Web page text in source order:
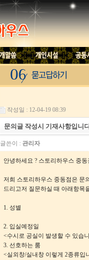
작성일 : 12-04-19 08:39
문의글 작성시 기재사항입니
글쓴이 : 관리자
안녕하세요 ? 스토리하우스 중
저희 스토리하우스 중동점은 문
드리고저 질문하실 때 아래항목
1. 성별
2. 입실예정일
<수시로 공실이 발생할 수 있습
3. 선호하는 룸
<실외창/실내창 이렇게 2종류입